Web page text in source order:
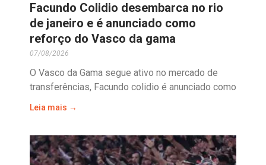
Facundo Colidio desembarca no rio
de janeiro e é anunciado como
reforço do Vasco da gama
07/08/2026
O Vasco da Gama segue ativo no mercado de
transferências, Facundo colidio é anunciado como
Leia mais →